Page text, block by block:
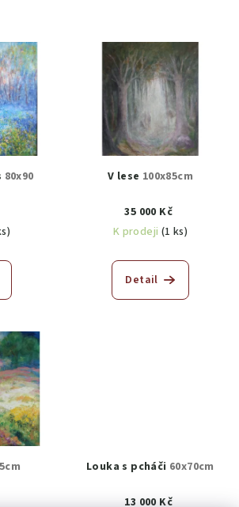
80x90 V lese 100x85cm
35 000 Kč
K prodeji (1 ks)
Detail
Louka s pcháči 60x70cm
13 000 Kč